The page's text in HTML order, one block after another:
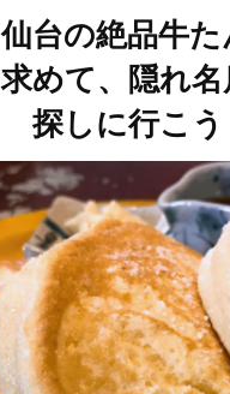
仙台の絶品牛た
求めて、隠れ名
探しに行こう